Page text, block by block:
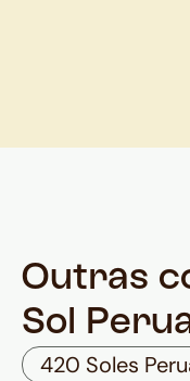
Outras
Sol
420 Soles